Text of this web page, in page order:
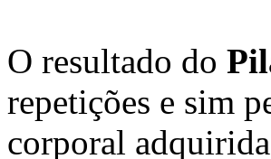
O resultado do
repetições e sim
corporal